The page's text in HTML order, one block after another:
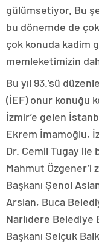
gülümsetiyor. Bu
bu dönemde de
çok konuda kadim
memleketimizin
Bu yıl 93.’sü
(İEF) onur konuğu
İzmir’e gelen
Ekrem İmamoğlu,
Dr. Cemil Tugay ile
Mahmut
Başkanı Şenol
Arslan, Buca
Narlıdere Belediye
Başkanı Selçuk